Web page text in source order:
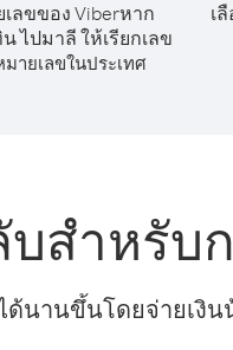
ลขของ Viberหาก
ไปมาลี ให้เรียกเลข
มายเลขในประเทศ
เ
บสำหรับ
ด้นานขึ้นโดยจ่ายเงิ